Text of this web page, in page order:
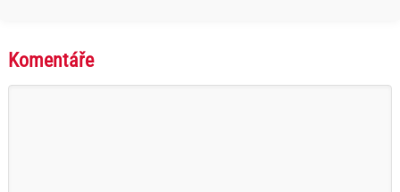
Komentáře